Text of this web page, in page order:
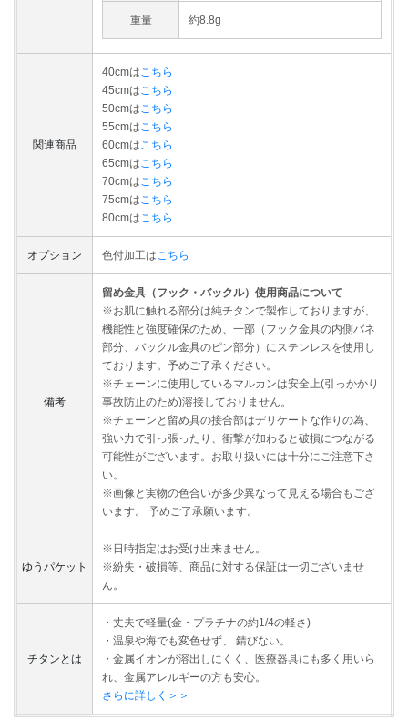
重量 約8.8g
関連商品
40cmは こちら
45cmは こちら
50cmは こちら
55cmは こちら
60cmは こちら
65cmは こちら
70cmは こちら
75cmは こちら
80cmは こちら
オプション 色付加工は こちら
備考
留め金具（フック・バックル）使用商品について
※お肌に触れる部分は純チタンで製作しておりますが、
機能性と強度確保のため、一部（フック金具の内側バネ
部分、バックル金具のピン部分）にステンレスを使用し
ております。予めご了承ください。
※チェーンに使用しているマルカンは安全上(引っかかり
事故防止のため)溶接しておりません。
※チェーンと留め具の接合部はデリケートな作りの為、
強い力で引っ張ったり、衝撃が加わると破損につながる
可能性がございます。お取り扱いには十分にご注意下さ
い。
※画像と実物の色合いが多少異なって見える場合もござ
います。 予めご了承願います。
ゆうパケット
※日時指定はお受け出来ません。
※紛失・破損等、商品に対する保証は一切ございませ
ん。
チタンとは
・丈夫で軽量(金・プラチナの約1/4の軽さ)
・温泉や海でも変色せず、 錆びない。
・金属イオンが溶出しにくく、医療器具にも多く用いら
れ、金属アレルギーの方も安心。
さらに詳しく＞＞